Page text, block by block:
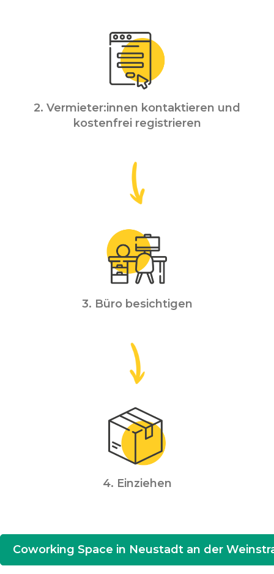
2. Vermieter:innen kontaktieren und
kostenfrei registrieren
3. Büro besichtigen
4. Einziehen
Coworking Space in Neustadt an der